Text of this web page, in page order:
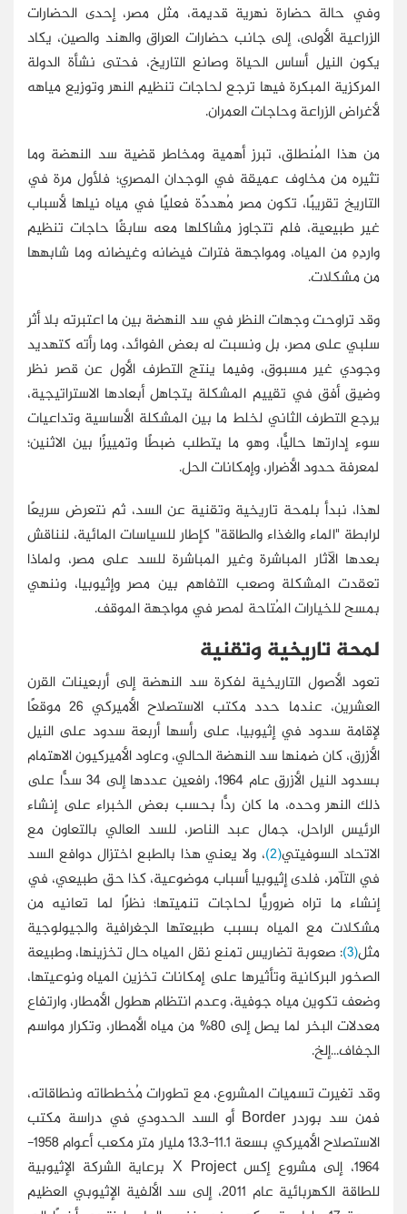
وفي حالة حضارة نهرية قديمة، مثل مصر، إحدى الحضارات
الزراعية الأولى، إلى جانب حضارات العراق والهند والصين، يكاد
يكون النيل أساس الحياة وصانع التاريخ، فحتى نشأة الدولة
المركزية المبكرة فيها ترجع لحاجات تنظيم النهر وتوزيع مياهه
لأغراض الزراعة وحاجات العمران.
من هذا المُنطلق، تبرز أهمية ومخاطر قضية سد النهضة وما
تثيره من مخاوف عميقة في الوجدان المصري؛ فلأول مرة في
التاريخ تقريبًا، تكون مصر مُهددًة فعليًا في مياه نيلها لأسباب
غير طبيعية، فلم تتجاوز مشاكلها معه سابقًا حاجات تنظيم
واردِهِ من المياه، ومواجهة فترات فيضانه وغيضانه وما شابهها
من مشكلات.
وقد تراوحت وجهات النظر في سد النهضة بين ما اعتبرته بلا أثر
سلبي على مصر، بل ونسبت له بعض الفوائد، وما رأته كتهديد
وجودي غير مسبوق، وفيما ينتج التطرف الأول عن قصر نظر
وضيق أفق في تقييم المشكلة يتجاهل أبعادها الاستراتيجية،
يرجع التطرف الثاني لخلط ما بين المشكلة الأساسية وتداعيات
سوء إدارتها حاليًّا، وهو ما يتطلب ضبطًا وتمييزًا بين الاثنين؛
لمعرفة حدود الأضرار، وإمكانات الحل.
لهذا، نبدأ بلمحة تاريخية وتقنية عن السد، ثم نتعرض سريعًا
لرابطة "الماء والغذاء والطاقة" كإطار للسياسات المائية، لنناقش
بعدها الآثار المباشرة وغير المباشرة للسد على مصر، ولماذا
تعقدت المشكلة وصعب التفاهم بين مصر وإثيوبيا، وننهي
بمسح للخيارات المُتاحة لمصر في مواجهة الموقف.
لمحة تاريخية وتقنية
تعود الأصول التاريخية لفكرة سد النهضة إلى أربعينات القرن
العشرين، عندما حدد مكتب الاستصلاح الأميركي 26 موقعًا
لإقامة سدود في إثيوبيا، على رأسها أربعة سدود على النيل
الأزرق، كان ضمنها سد النهضة الحالي، وعاود الأميركيون الاهتمام
بسدود النيل الأزرق عام 1964، رافعين عددها إلى 34 سدًّا على
ذلك النهر وحده، ما كان ردًّا بحسب بعض الخبراء على إنشاء
الرئيس الراحل، جمال عبد الناصر، للسد العالي بالتعاون مع
الاتحاد السوفيتي(2) ، ولا يعني هذا بالطبع اختزال دوافع السد
في التآمر، فلدى إثيوبيا أسباب موضوعية، كذا حق طبيعي، في
إنشاء ما تراه ضروريًّا لحاجات تنميتها؛ نظرًا لما تعانيه من
مشكلات مع المياه بسبب طبيعتها الجغرافية والجيولوجية
مثل(3) : صعوبة تضاريس تمنع نقل المياه حال تخزينها، وطبيعة
الصخور البركانية وتأثيرها على إمكانات تخزين المياه ونوعيتها،
وضعف تكوين مياه جوفية، وعدم انتظام هطول الأمطار، وارتفاع
معدلات البخر لما يصل إلى 80% من مياه الأمطار، وتكرار مواسم
الجفاف...إلخ.
وقد تغيرت تسميات المشروع، مع تطورات مُخططاته ونطاقاته،
فمن سد بوردر Border أو السد الحدودي في دراسة مكتب
الاستصلاح الأميركي بسعة 11.1-13.3 مليار متر مكعب أعوام 1958-
1964، إلى مشروع إكس X Project برعاية الشركة الإثيوبية
للطاقة الكهربائية عام 2011، إلى سد الألفية الإثيوبي العظيم